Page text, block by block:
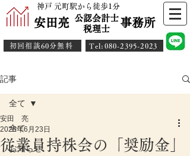
神戸 元町駅から徒歩1分
安田亮 事務所
公認会計士
​税理士
初回相談60分無料 ​Tel:080-2395-2023
記事
全て
お知らせ
全て
従業員持株会の「奨励金」
安田 亮
2025年6月23日